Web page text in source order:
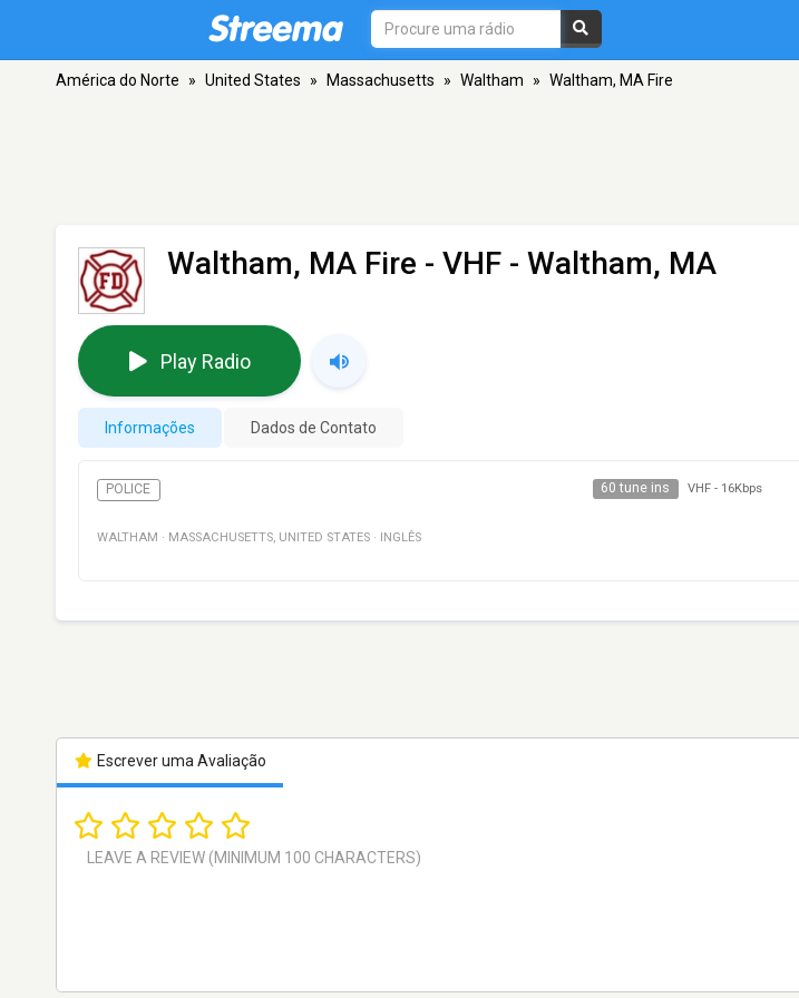
América do Norte » United States » Massachusetts » Waltham » Waltham, MA Fire
Waltham, MA Fire - VHF - Waltham, MA
Play Radio
Informações Dados de Contato
POLICE 60 tune ins VHF - 16Kbps
WALTHAM · MASSACHUSETTS, UNITED STATES · INGLÊS
Escrever uma Avaliação